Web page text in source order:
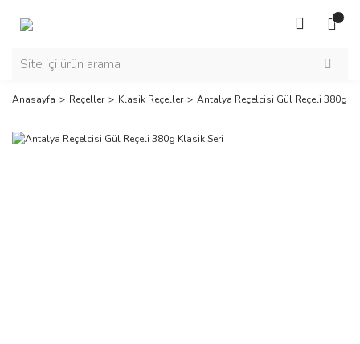
Anasayfa Reçeller Klasik Reçeller Antalya Reçelcisi Gül Reçeli 380g